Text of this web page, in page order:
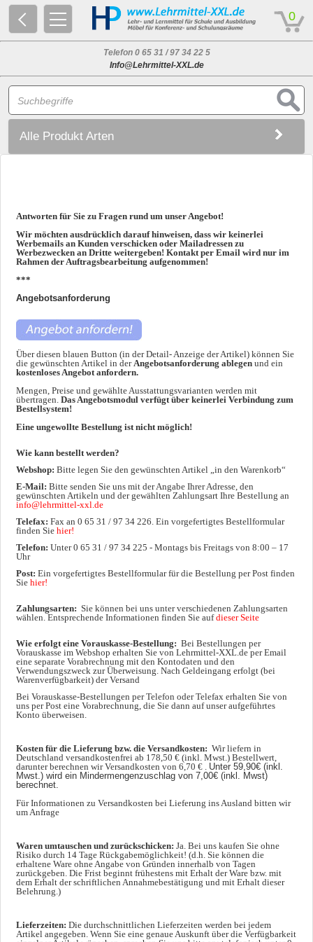
0
Telefon 0 65 31 / 97 34 22 5
Info@Lehrmittel-XXL.de
Alle Produkt Arten
Antworten für Sie zu Fragen rund um unser Angebot!
Wir möchten ausdrücklich darauf hinweisen, dass wir keinerlei
Werbemails an Kunden verschicken oder Mailadressen zu
Werbezwecken an Dritte weitergeben! Kontakt per Email wird nur im
Rahmen der Auftragsbearbeitung aufgenommen!
***
Angebotsanforderung
Über diesen blauen Button (in der Detail- Anzeige der Artikel) können Sie
die gewünschten Artikel in der Angebotsanforderung ablegen und ein
kostenloses Angebot anfordern.
Mengen, Preise und gewählte Ausstattungsvarianten werden mit
übertragen. Das Angebotsmodul verfügt über keinerlei Verbindung zum
Bestellsystem!
Eine ungewollte Bestellung ist nicht möglich!
Wie kann bestellt werden?
Webshop: Bitte legen Sie den gewünschten Artikel „in den Warenkorb“
E-Mail: Bitte senden Sie uns mit der Angabe Ihrer Adresse, den
gewünschten Artikeln und der gewählten Zahlungsart Ihre Bestellung an
info@lehrmittel-xxl.de
Telefax: Fax an 0 65 31 / 97 34 226. Ein vorgefertigtes Bestellformular
finden Sie hier!
Telefon: Unter 0 65 31 / 97 34 225 - Montags bis Freitags von 8:00 – 17
Uhr
Post: Ein vorgefertigtes Bestellformular für die Bestellung per Post finden
Sie hier!
Zahlungsarten: Sie können bei uns unter verschiedenen Zahlungsarten
wählen. Entsprechende Informationen finden Sie aufdieser Seite
Wie erfolgt eine Vorauskasse-Bestellung: Bei Bestellungen per
Vorauskasse im Webshop erhalten Sie von Lehrmittel-XXL.de per Email
eine separate Vorabrechnung mit den Kontodaten und den
Verwendungszweck zur Überweisung. Nach Geldeingang erfolgt (bei
Warenverfügbarkeit) der Versand
Bei Vorauskasse-Bestellungen per Telefon oder Telefax erhalten Sie von
uns per Post eine Vorabrechnung, die Sie dann auf unser aufgeführtes
Konto überweisen.
Kosten für die Lieferung bzw. die Versandkosten: Wir liefern in
Deutschland versandkostenfrei ab 178,50 € (inkl. Mwst.) Bestellwert,
darunter berechnen wir Versandkosten von 6,70 € . Unter 59,90€ (inkl.
Mwst.) wird ein Mindermengenzuschlag von 7,00€ (inkl. Mwst)
berechnet.
Für Informationen zu Versandkosten bei Lieferung ins Ausland bitten wir
um Anfrage
Waren umtauschen und zurückschicken: Ja. Bei uns kaufen Sie ohne
Risiko durch 14 Tage Rückgabemöglichkeit! (d.h. Sie können die
erhaltene Ware ohne Angabe von Gründen innerhalb von Tagen
zurückgeben. Die Frist beginnt frühestens mit Erhalt der Ware bzw. mit
dem Erhalt der schriftlichen Annahmebestätigung und mit Erhalt dieser
Belehrung.)
Lieferzeiten: Die durchschnittlichen Lieferzeiten werden bei jedem
Artikel angegeben. Wenn Sie eine genaue Auskunft über die Verfügbarkeit
© 2026 - Based on eCommerce Engine xt:Commerce Shopsoftware